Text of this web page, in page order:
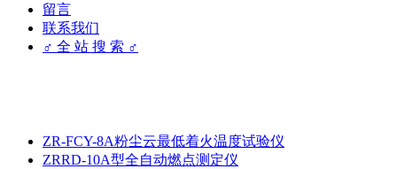
留言
联系我们
♂ 全 站 搜 索 ♂
ZR-FCY-8A粉尘云最低着火温度试验仪
ZRRD-10A型全自动燃点测定仪